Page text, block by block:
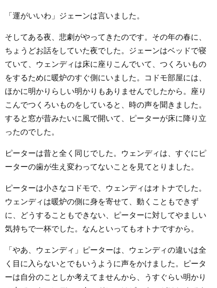
「運がいいわ」ジェーンは言いました。
そしてある夜、悲劇がやってきたのです。その年の春に、
ちょうどお話をしていた夜でした。ジェーンはベッドで寝
ていて、ウェンディは床に座りこんでいて、つくろいもの
をするために暖炉のすぐ側にいました。コドモ部屋には、
ほかに明かりらしい明かりもありませんでしたから。座り
こんでつくろいものをしていると、時の声を聞きました。
すると窓が昔みたいに風で開いて、ピーターが床に降り立
ったのでした。
ピーターは昔と全く同じでした。ウェンディは、すぐにピ
ーターの歯が生え変わってないことを見てとりました。
ピーターは小さなコドモで、ウェンディはオトナでした。
ウェンディは暖炉の側に身を寄せて、動くこともできず
に、どうすることもできない、ピーターに対してやましい
気持ちで一杯でした。なんといってもオトナですから。
「やあ、ウェンディ」ピーターは、ウェンディの違いは全
く目に入らないとでもいうように声をかけました。ピータ
ーは自分のことしか考えてませんから、うすぐらい明かり